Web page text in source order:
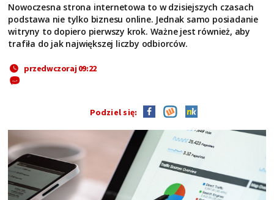
Nowoczesna strona internetowa to w dzisiejszych czasach
podstawa nie tylko biznesu online. Jednak samo posiadanie
witryny to dopiero pierwszy krok. Ważne jest również, aby
trafiła do jak największej liczby odbiorców.
przedwczoraj 09:22
Podziel się: